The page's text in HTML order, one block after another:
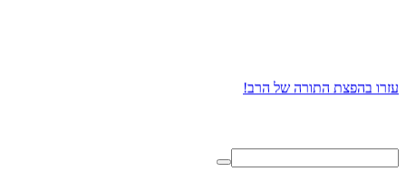
עזרו בהפצת התורה של הרב!